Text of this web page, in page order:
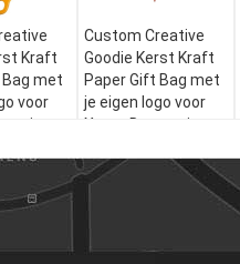
Kraft
met
voor
Custom Creative
Goodie Kerst Kraft
Paper Gift Bag met
je eigen logo voor
Xmas Decorative